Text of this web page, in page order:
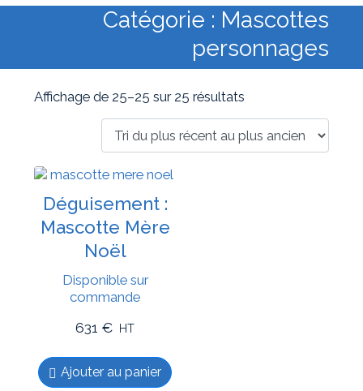
Catégorie : Mascottes
personnages
Affichage de 25–25 sur 25 résultats
Déguisement :
Mascotte Mère
Noël
Disponible sur
commande
631 € HT
Ajouter au panier